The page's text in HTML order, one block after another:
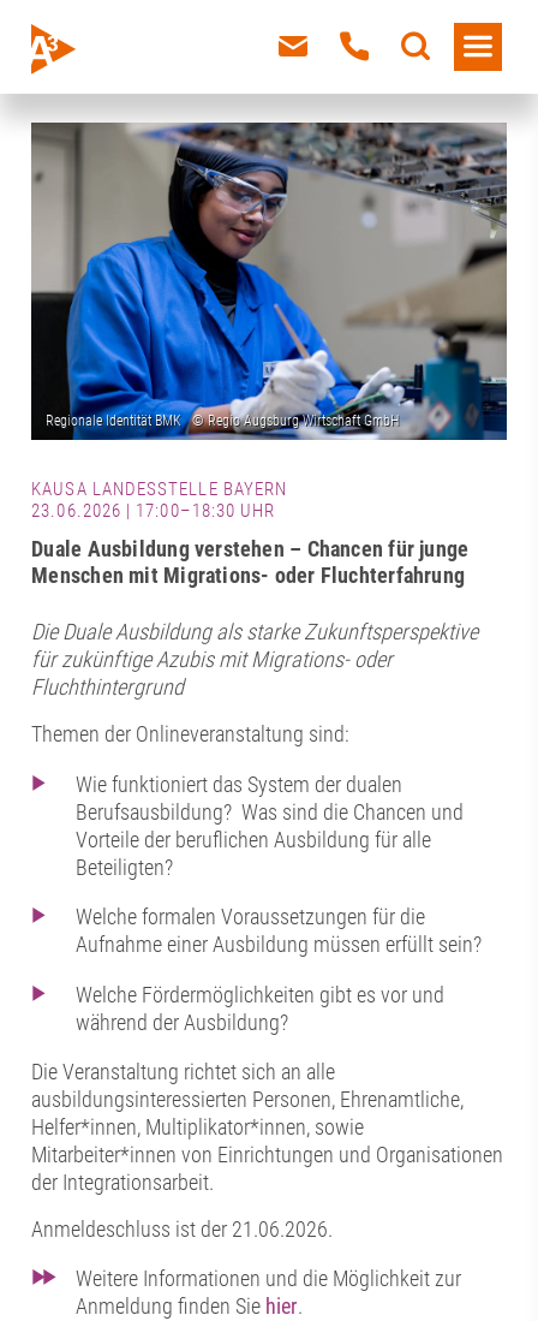
KAUSA LANDESSTELLE BAYERN
23.06.2026 | 17:00–18:30 UHR
Duale Ausbildung verstehen – Chancen für junge
Menschen mit Migrations- oder Fluchterfahrung
Die Duale Ausbildung als starke Zukunftsperspektive
für zukünftige Azubis mit Migrations- oder
Fluchthintergrund
Themen der Onlineveranstaltung sind:
Wie funktioniert das System der dualen
Berufsausbildung? Was sind die Chancen und
Vorteile der beruflichen Ausbildung für alle
Beteiligten?
Welche formalen Voraussetzungen für die
Aufnahme einer Ausbildung müssen erfüllt sein?
Welche Fördermöglichkeiten gibt es vor und
während der Ausbildung?
Die Veranstaltung richtet sich an alle
ausbildungsinteressierten Personen, Ehrenamtliche,
Helfer*innen, Multiplikator*innen, sowie
Mitarbeiter*innen von Einrichtungen und Organisationen
der Integrationsarbeit.
Anmeldeschluss ist der 21.06.2026.
Weitere Informationen und die Möglichkeit zur
Anmeldung finden Sie hier.